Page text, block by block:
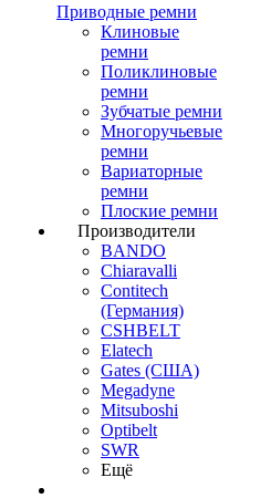
Приводные ремни
Клиновые
ремни
Поликлиновые
ремни
Зубчатые ремни
Многоручьевые
ремни
Вариаторные
ремни
Плоские ремни
Производители
BANDO
Chiaravalli
Contitech
(Германия)
CSHBELT
Elatech
Gates (США)
Megadyne
Mitsuboshi
Optibelt
SWR
Ещё